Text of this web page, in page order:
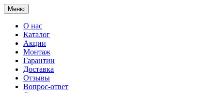
Меню
О нас
Каталог
Акции
Монтаж
Гарантии
Доставка
Отзывы
Вопрос-ответ